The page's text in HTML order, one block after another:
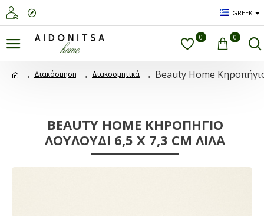
GREEK
0 0
Διακόσμηση Διακοσμητικά Beauty Home
BEAUTY HOME ΚΗΡΟΠΉΓΙΟ
ΛΟΥΛΟΎΔΙ 6,5 X 7,3 CM ΛΙΛΆ